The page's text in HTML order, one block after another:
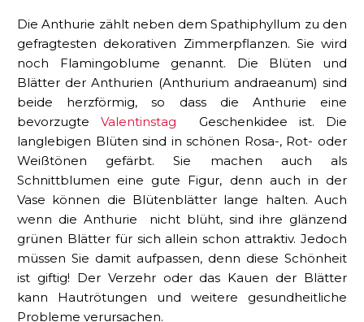
Die Anthurie zählt neben dem Spathiphyllum zu den
gefragtesten dekorativen Zimmerpflanzen. Sie wird
noch Flamingoblume genannt. Die Blüten und
Blätter der Anthurien (Anthurium andraeanum) sind
beide herzförmig, so dass die Anthurie eine
bevorzugte Valentinstag Geschenkidee ist. Die
langlebigen Blüten sind in schönen Rosa-, Rot- oder
Weißtönen gefärbt. Sie machen auch als
Schnittblumen eine gute Figur, denn auch in der
Vase können die Blütenblätter lange halten. Auch
wenn die Anthurie nicht blüht, sind ihre glänzend
grünen Blätter für sich allein schon attraktiv. Jedoch
müssen Sie damit aufpassen, denn diese Schönheit
ist giftig! Der Verzehr oder das Kauen der Blätter
kann Hautrötungen und weitere gesundheitliche
Probleme verursachen.